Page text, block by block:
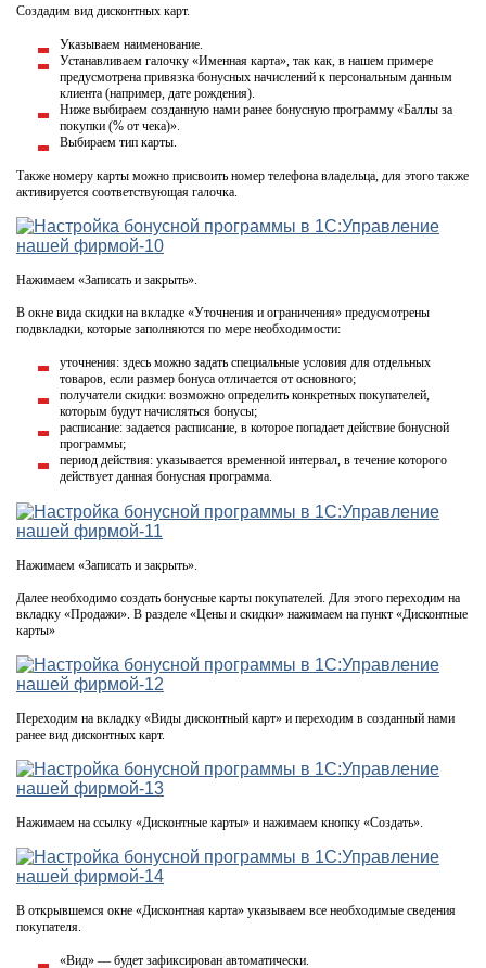
Создадим вид дисконтных карт.
Указываем наименование.
Устанавливаем галочку «Именная карта», так как, в нашем примере
предусмотрена привязка бонусных начислений к персональным данным
клиента (например, дате рождения).
Ниже выбираем созданную нами ранее бонусную программу «Баллы за
покупки (% от чека)».
Выбираем тип карты.
Также номеру карты можно присвоить номер телефона владельца, для этого также
активируется соответствующая галочка.
Нажимаем «Записать и закрыть».
В окне вида скидки на вкладке «Уточнения и ограничения» предусмотрены
подвкладки, которые заполняются по мере необходимости:
уточнения: здесь можно задать специальные условия для отдельных
товаров, если размер бонуса отличается от основного;
получатели скидки: возможно определить конкретных покупателей,
которым будут начисляться бонусы;
расписание: задается расписание, в которое попадает действие бонусной
программы;
период действия: указывается временной интервал, в течение которого
действует данная бонусная программа.
Нажимаем «Записать и закрыть».
Далее необходимо создать бонусные карты покупателей. Для этого переходим на
вкладку «Продажи». В разделе «Цены и скидки» нажимаем на пункт «Дисконтные
карты»
Переходим на вкладку «Виды дисконтный карт» и переходим в созданный нами
ранее вид дисконтных карт.
Нажимаем на ссылку «Дисконтные карты» и нажимаем кнопку «Создать».
В открывшемся окне «Дисконтная карта» указываем все необходимые сведения
покупателя.
«Вид» — будет зафиксирован автоматически.